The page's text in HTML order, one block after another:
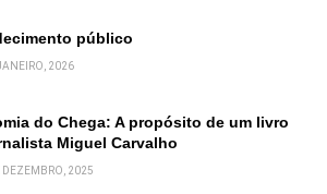
público
2026
do Chega: A propósito de um livro
Miguel Carvalho
DEZEMBRO, 2025